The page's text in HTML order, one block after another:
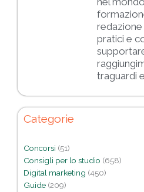
pratici e
traguardi
Categorie
Concorsi (51)
Consigli per lo studio (658)
Digital marketing (450)
Guide (209)